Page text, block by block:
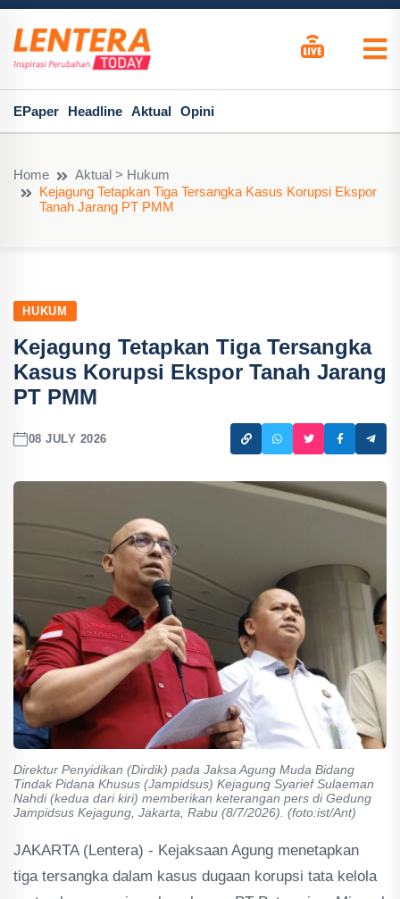
EPaper Headline Aktual Opini
Home
Aktual > Hukum
Kejagung Tetapkan Tiga Tersangka Kasus Korupsi Ekspor
Tanah Jarang PT PMM
HUKUM
Kejagung Tetapkan Tiga Tersangka
Kasus Korupsi Ekspor Tanah Jarang
PT PMM
08 JULY 2026
Direktur Penyidikan (Dirdik) pada Jaksa Agung Muda Bidang
Tindak Pidana Khusus (Jampidsus) Kejagung Syarief Sulaeman
Nahdi (kedua dari kiri) memberikan keterangan pers di Gedung
Jampidsus Kejagung, Jakarta, Rabu (8/7/2026). (foto:ist/Ant)
JAKARTA (Lentera) - Kejaksaan Agung menetapkan
tiga tersangka dalam kasus dugaan korupsi tata kelola